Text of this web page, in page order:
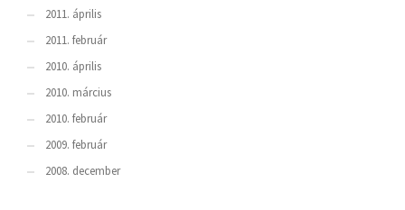
2011. április
2011. február
2010. április
2010. március
2010. február
2009. február
2008. december